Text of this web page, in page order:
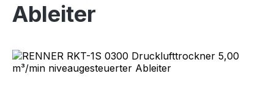
Ableiter
Bildergalerie überspringen